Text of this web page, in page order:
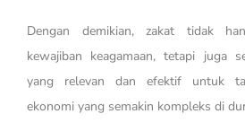
Dengan demikian, zakat tidak
kewajiban keagamaan, tetapi juga
yang relevan dan efektif untuk
ekonomi yang semakin kompleks di